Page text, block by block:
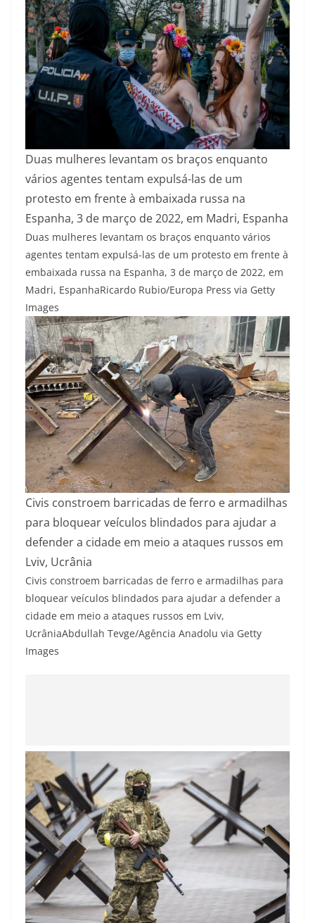
Duas mulheres levantam os braços enquanto
vários agentes tentam expulsá-las de um
protesto em frente à embaixada russa na
Espanha, 3 de março de 2022, em Madri, Espanha
Duas mulheres levantam os braços enquanto vários
agentes tentam expulsá-las de um protesto em frente à
embaixada russa na Espanha, 3 de março de 2022, em
Madri, EspanhaRicardo Rubio/Europa Press via Getty
Images
Civis constroem barricadas de ferro e armadilhas
para bloquear veículos blindados para ajudar a
defender a cidade em meio a ataques russos em
Lviv, Ucrânia
Civis constroem barricadas de ferro e armadilhas para
bloquear veículos blindados para ajudar a defender a
cidade em meio a ataques russos em Lviv,
UcrâniaAbdullah Tevge/Agência Anadolu via Getty
Images